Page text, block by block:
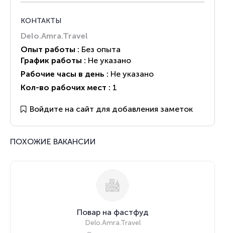
КОНТАКТЫ
Delo.Amra.Travel
Опыт работы : Без опыта
График работы : Не указано
Рабочие часы в день : Не указано
Кол-во рабочих мест : 1
Войдите на сайт для добавления заметок
ПОХОЖИЕ ВАКАНСИИ
Повар на фастфуд
Delo.Amra.Travel